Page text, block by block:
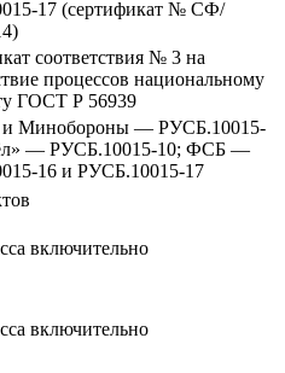
17 (сертификат № СФ/
соответствия № 3 на
процессов национальному
ГОСТ Р 56939
Минобороны — РУСБ.10015-
— РУСБ.10015-10; ФСБ —
16 и РУСБ.10015-17
включительно
включительно